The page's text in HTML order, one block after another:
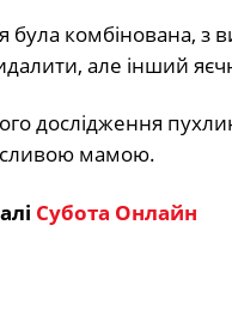
була комбінована, з
але інший
дослідження
мамою.
Субота Онлайн